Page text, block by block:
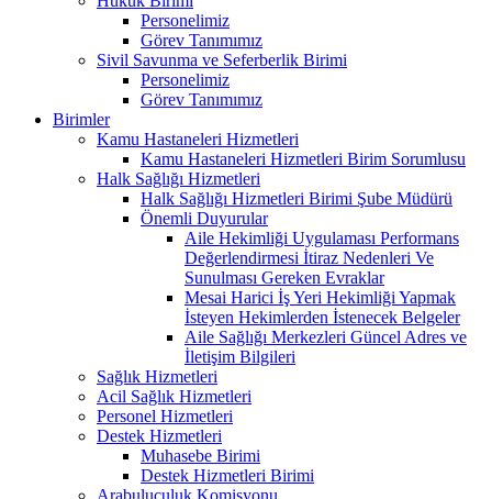
Personelimiz
Görev Tanımımız
Sivil Savunma ve Seferberlik Birimi
Personelimiz
Görev Tanımımız
Birimler
Kamu Hastaneleri Hizmetleri
Kamu Hastaneleri Hizmetleri Birim Sorumlusu
Halk Sağlığı Hizmetleri
Halk Sağlığı Hizmetleri Birimi Şube Müdürü
Önemli Duyurular
Aile Hekimliği Uygulaması Performans
Değerlendirmesi İtiraz Nedenleri Ve
Sunulması Gereken Evraklar
Mesai Harici İş Yeri Hekimliği Yapmak
İsteyen Hekimlerden İstenecek Belgeler
Aile Sağlığı Merkezleri Güncel Adres ve
İletişim Bilgileri
Sağlık Hizmetleri
Acil Sağlık Hizmetleri
Personel Hizmetleri
Destek Hizmetleri
Muhasebe Birimi
Destek Hizmetleri Birimi
Arabuluculuk Komisyonu